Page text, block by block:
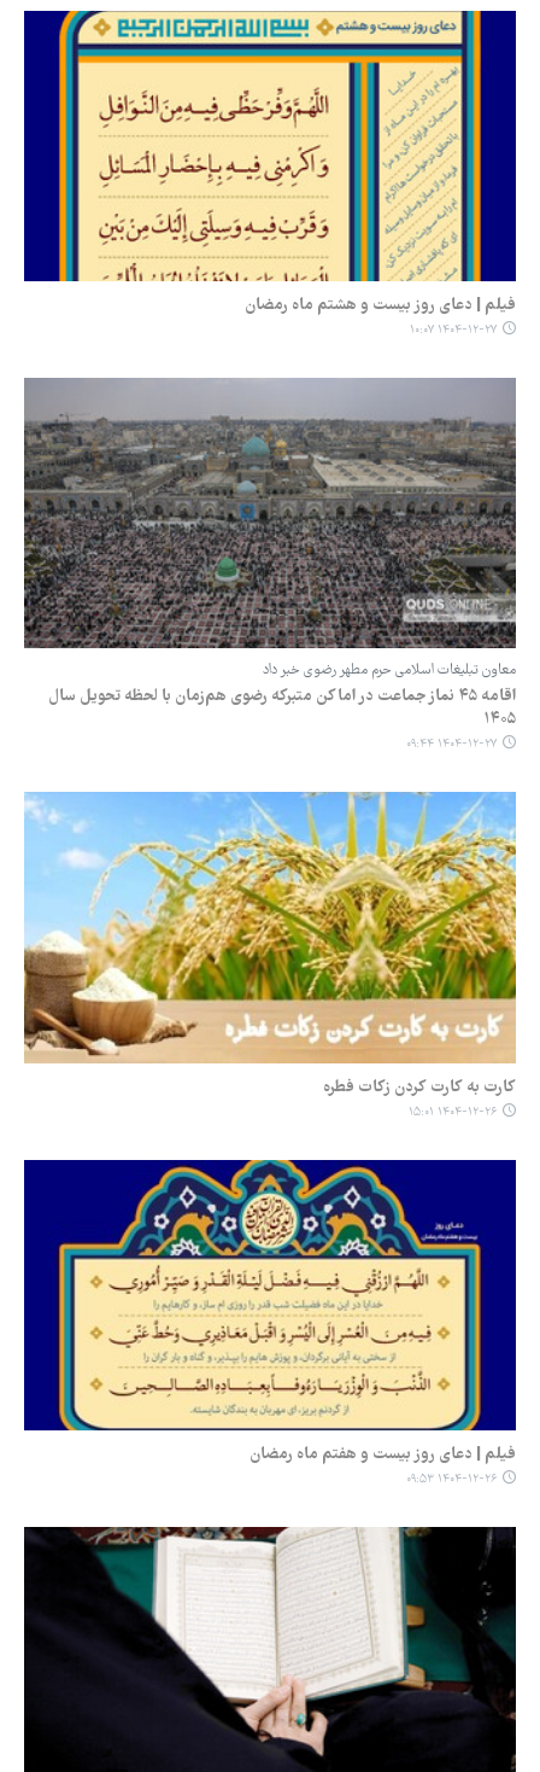
فیلم | دعای روز بیست و هشتم ماه رمضان
۱۴۰۴-۱۲-۲۷ ۱۰:۰۷
معاون تبلیغات اسلامی حرم مطهر رضوی خبر داد
اقامه ۴۵ نماز جماعت در اماکن متبرکه رضوی هم‌زمان با لحظه تحویل سال
۱۴۰۵
۱۴۰۴-۱۲-۲۷ ۰۹:۴۴
کارت به کارت کردن زکات فطره
۱۴۰۴-۱۲-۲۶ ۱۵:۰۱
فیلم | دعای روز بیست و هفتم ماه رمضان
۱۴۰۴-۱۲-۲۶ ۰۹:۵۳